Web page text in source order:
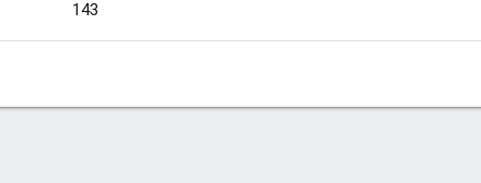
143